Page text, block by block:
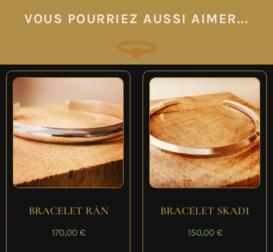
VOUS POURRIEZ AUSSI AIMER...
BRACELET RÁN
170,00 €
BRACELET SKADI
150,00 €